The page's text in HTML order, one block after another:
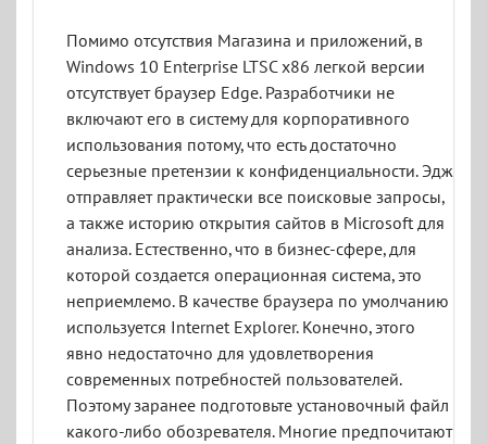
Помимо отсутствия Магазина и приложений, в
Windows 10 Enterprise LTSC x86 легкой версии
отсутствует браузер Edge. Разработчики не
включают его в систему для корпоративного
использования потому, что есть достаточно
серьезные претензии к конфиденциальности. Эдж
отправляет практически все поисковые запросы,
а также историю открытия сайтов в Microsoft для
анализа. Естественно, что в бизнес-сфере, для
которой создается операционная система, это
неприемлемо. В качестве браузера по умолчанию
используется Internet Explorer. Конечно, этого
явно недостаточно для удовлетворения
современных потребностей пользователей.
Поэтому заранее подготовьте установочный файл
какого-либо обозревателя. Многие предпочитают